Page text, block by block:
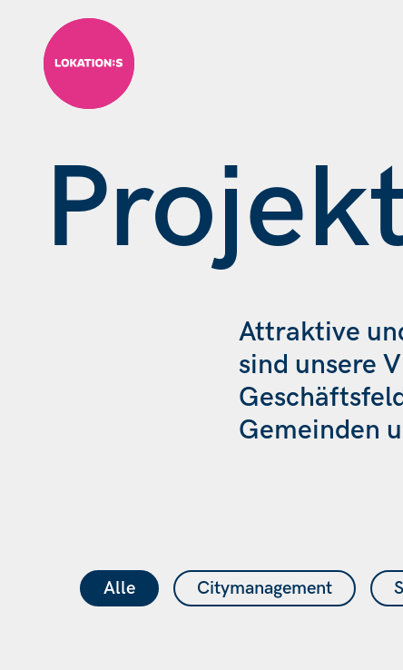
Attraktive
sind unsere
Gemeinden
Alle Citymanagement